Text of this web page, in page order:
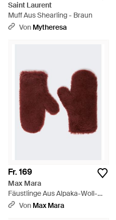
Saint Laurent
Muff Aus Shearling - Braun
Von Mytheresa
Fr. 169
Max Mara
Fäustlinge Aus Alpaka-Woll-
Teddy - Rot
Von Max Mara